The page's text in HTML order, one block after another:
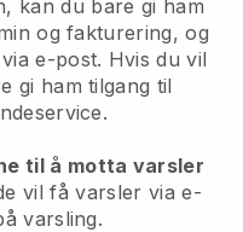
kan du bare gi ham
og fakturering, og
e-post. Hvis du vil
gi ham tilgang til
til å motta varsler
vil få varsler via e-
varsling.